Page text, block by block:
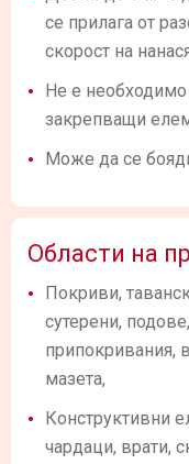
се прилага от
скорост на
Не е необходимо
закрепващи
Може да се
Области на
Покриви,
сутерени,
припокривания,
мазета,
Конструктивни
чардаци, врати,